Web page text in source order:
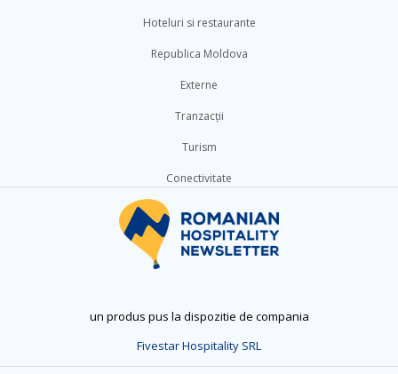
Hoteluri si restaurante
Republica Moldova
Externe
Tranzacții
Turism
Conectivitate
un produs pus la dispozitie de compania
Fivestar Hospitality SRL